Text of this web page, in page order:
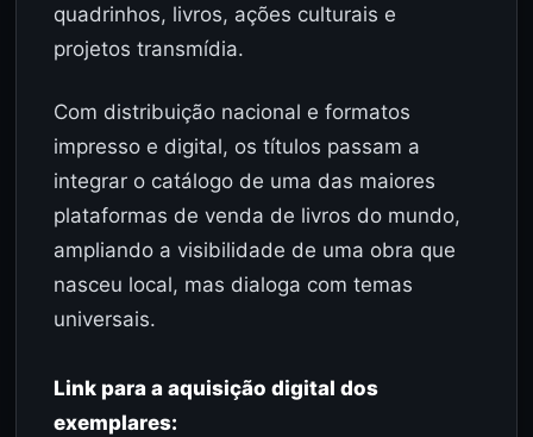
quadrinhos, livros, ações culturais e
projetos transmídia.
Com distribuição nacional e formatos
impresso e digital, os títulos passam a
integrar o catálogo de uma das maiores
plataformas de venda de livros do mundo,
ampliando a visibilidade de uma obra que
nasceu local, mas dialoga com temas
universais.
Link para a aquisição digital dos
exemplares: